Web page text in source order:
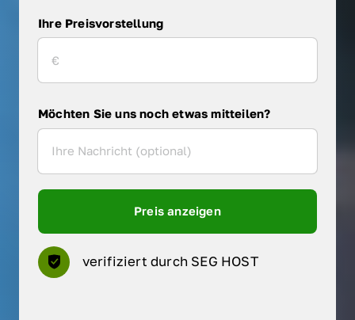
Ihre Preisvorstellung
Möchten Sie uns noch etwas mitteilen?
Preis anzeigen
verifiziert durch SEG HOST